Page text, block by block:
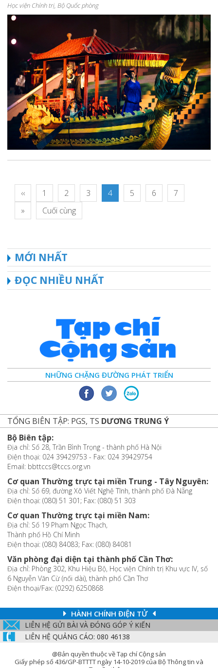
Học viện Chính trị, Bộ Quốc phòng
‹‹ 1 2 3 4 5 6
7
»
Cuối cùng
MỚI NHẤT
ĐỌC NHIỀU NHẤT
NHỮNG CHẶNG ĐƯỜNG PHÁT TRIỂN
TỔNG BIÊN TẬP: PGS, TS DƯƠNG TRUNG Ý
Bộ Biên tập:
Địa chỉ: Số 28, Trần Bình Trọng - thành phố Hà Nội
Điện thoại: 024 39429753 - Fax: 024 39429754
Email: bbttccs@tccs.org.vn
Cơ quan Thường trực tại miền Trung - Tây Nguyên:
Địa chỉ: Số 69, đường Xô Viết Nghệ Tĩnh, thành phố Đà Nẵng
Điện thoại: (080) 51 301; Fax: (080) 51 303
Cơ quan Thường trực tại miền Nam:
Địa chỉ: Số 19 Phạm Ngọc Thạch,
Thành phố Hồ Chí Minh
Điện thoại: (080) 84083; Fax: (080) 84081
Văn phòng đại diện tại thành phố Cần Thơ:
Địa chỉ: Phòng 302, Khu Hiệu Bộ, Học viện Chính trị Khu vực IV, số
6 Nguyễn Văn Cừ (nối dài), thành phố Cần Thơ
Điện thoại/Fax: (0292) 6250868
HÀNH CHÍNH ĐIỆN TỬ
LIÊN HỆ GỬI BÀI VÀ ĐÓNG GÓP Ý KIẾN
LIÊN HỆ QUẢNG CÁO: 080 46138
@Bản quyền thuộc về Tạp chí Cộng sản
Giấy phép số 436/GP-BTTTT ngày 14-10-2019 của Bộ Thông tin và